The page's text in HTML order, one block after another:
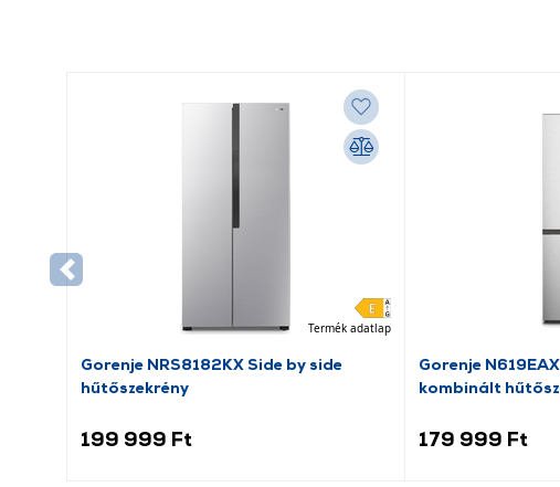
Termék adatlap
Gorenje NRS8182KX Side by side
hűtőszekrény
199 999 Ft
Gorenje
kombinált
179 999 Ft